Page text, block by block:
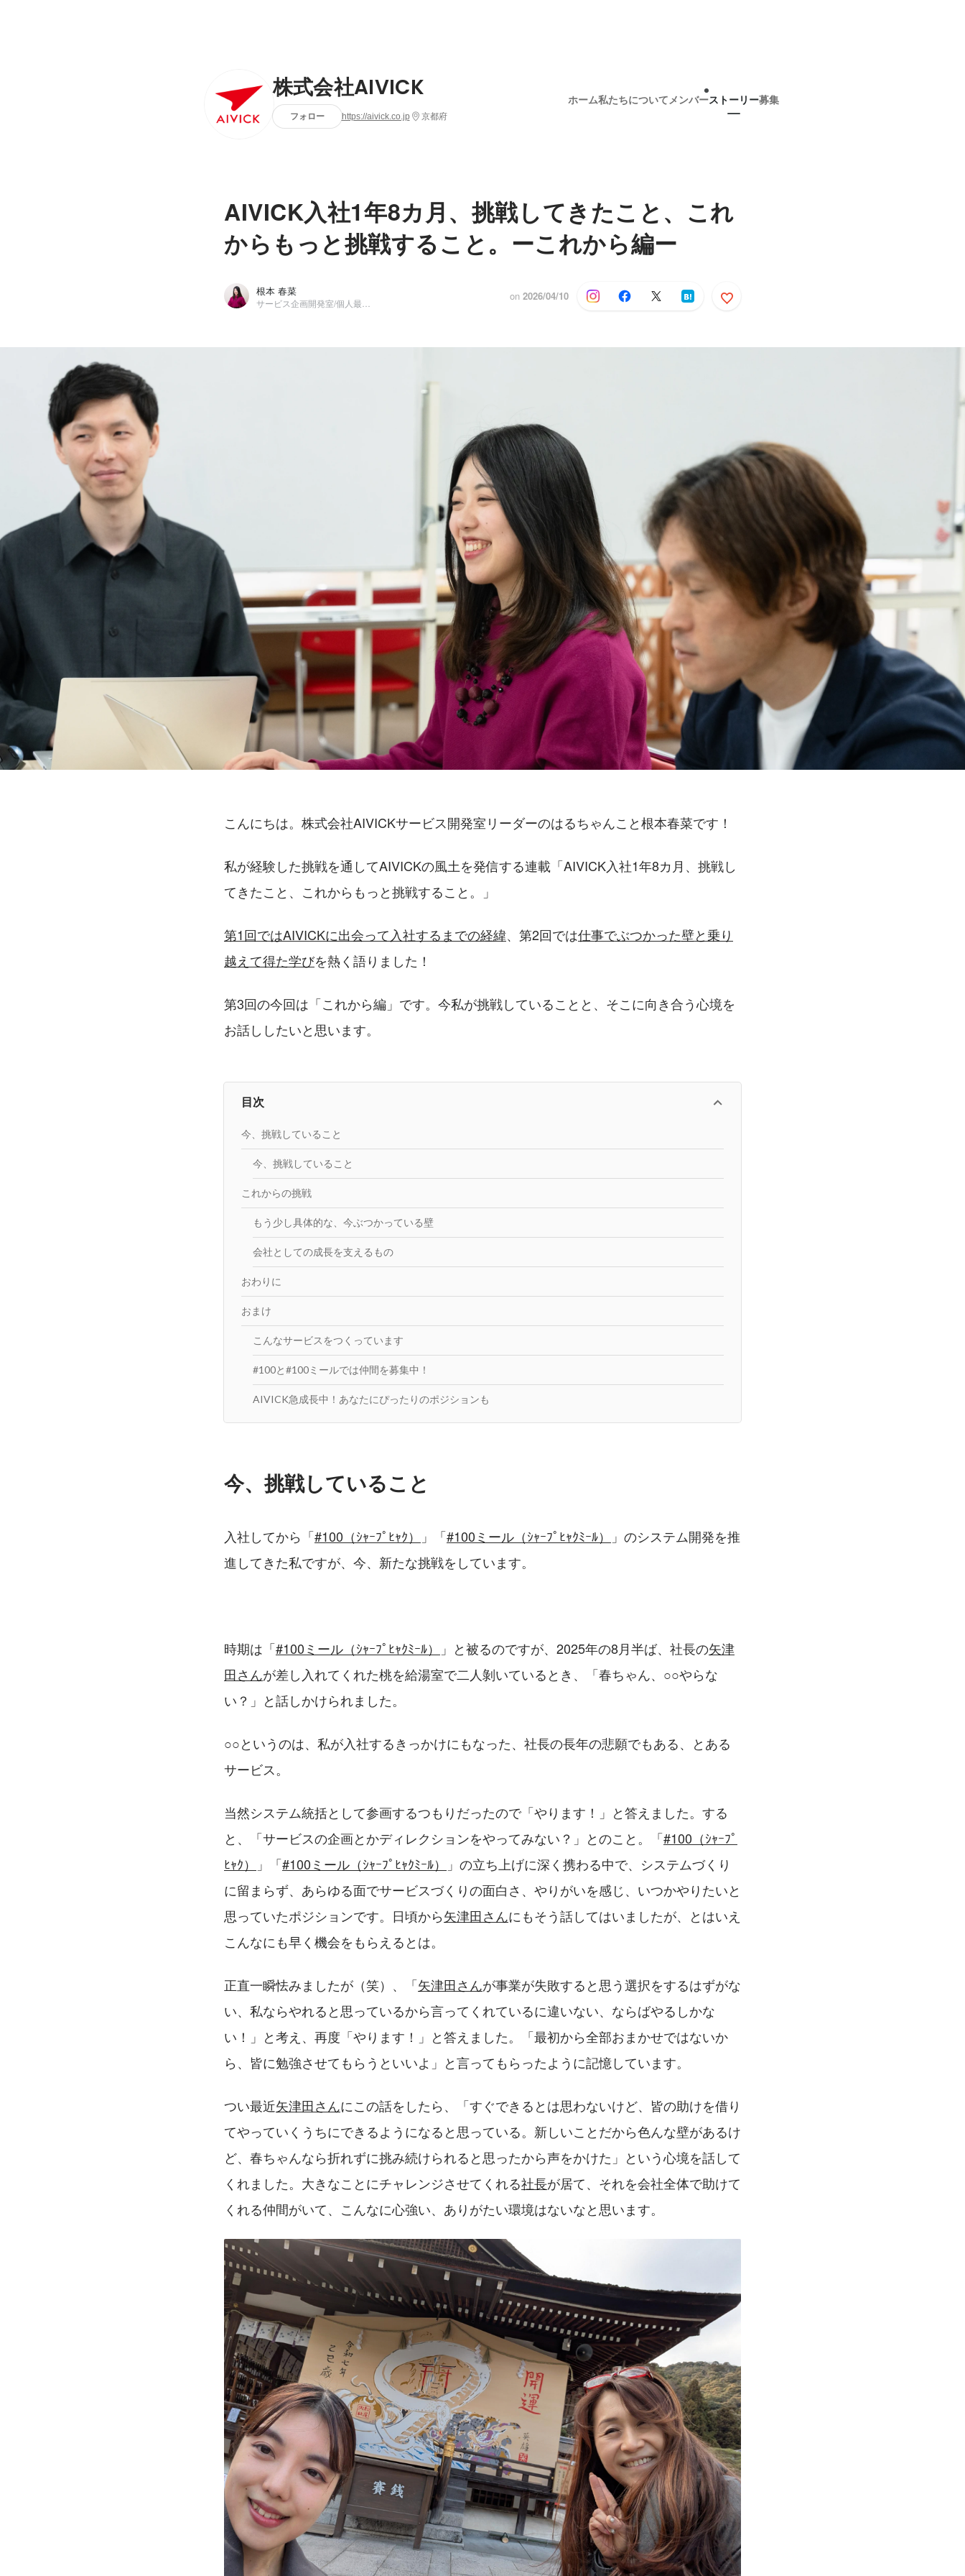
株式会社AIVICK
フォロー https://aivick.co.jp 京都府
ホーム私たちについて メンバーストーリー募集
AIVICK入社1年8カ月、挑戦してきたこと、これ
からもっと挑戦すること。ーこれから編ー
根本 春菜 on 2026/04/10
こんにちは。株式会社AIVICKサービス開発室リーダーのはるちゃんこと根本春菜です！
私が経験した挑戦を通してAIVICKの風土を発信する連載「AIVICK入社1年8カ月、挑戦し
てきたこと、これからもっと挑戦すること。」
第1回ではAIVICKに出会って入社するまでの経緯、第2回では仕事でぶつかった壁と乗り
越えて得た学びを熱く語りました！
第3回の今回は「これから編」です。今私が挑戦していることと、そこに向き合う心境を
お話ししたいと思います。
目次
今、挑戦していること
今、挑戦していること
これからの挑戦
もう少し具体的な、今ぶつかっている壁
会社としての成長を支えるもの
おわりに
おまけ
こんなサービスをつくっています
#100と#100ミールでは仲間を募集中！
AIVICK急成長中！あなたにぴったりのポジションも
今、挑戦していること
入社してから「#100（ｼｬｰﾌﾟﾋｬｸ） 」「#100ミール（ｼｬｰﾌﾟﾋｬｸﾐｰﾙ）
」のシステム開発を推
進してきた私ですが、今、新たな挑戦をしています。
時期は「#100ミール（ｼｬｰﾌﾟﾋｬｸﾐｰﾙ） 」と被るのですが、2025年の8月半ば、社長の矢津
田さんが差し入れてくれた桃を給湯室で二人剝いているとき、「春ちゃん、○○やらな
い？」と話しかけられました。
○○というのは、私が入社するきっかけにもなった、社長の長年の悲願でもある、とある
サービス。
当然システム統括として参画するつもりだったので「やります！」と答えました。する
と、「サービスの企画とかディレクションをやってみない？」とのこと。「#100（ｼｬｰﾌﾟ
ﾋｬｸ）
」「#100ミール（ｼｬｰﾌﾟﾋｬｸﾐｰﾙ）
」の立ち上げに深く携わる中で、システムづくり
に留まらず、あらゆる面でサービスづくりの面白さ、やりがいを感じ、いつかやりたいと
思っていたポジションです。日頃から矢津田さんにもそう話してはいましたが、とはいえ
こんなにも早く機会をもらえるとは。
正直一瞬怯みましたが（笑）、「矢津田さんが事業が失敗すると思う選択をするはずがな
い、私ならやれると思っているから言ってくれているに違いない、ならばやるしかな
い！」と考え、再度「やります！」と答えました。「最初から全部おまかせではないか
ら、皆に勉強させてもらうといいよ」と言ってもらったように記憶しています。
つい最近矢津田さんにこの話をしたら、「すぐできるとは思わないけど、皆の助けを借り
てやっていくうちにできるようになると思っている。新しいことだから色んな壁があるけ
ど、春ちゃんなら折れずに挑み続けられると思ったから声をかけた」という心境を話して
くれました。大きなことにチャレンジさせてくれる社長が居て、それを会社全体で助けて
くれる仲間がいて、こんなに心強い、ありがたい環境はないなと思います。
根本 春菜